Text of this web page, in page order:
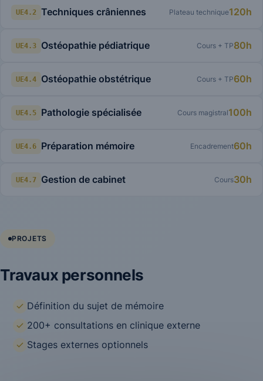
UE4.2 Techniques crâniennes Plateau technique120h
UE4.3 Ostéopathie pédiatrique Cours + TP80h
UE4.4 Ostéopathie obstétrique Cours + TP60h
UE4.5 Pathologie spécialisée Cours magistral100h
UE4.6 Préparation mémoire Encadrement60h
UE4.7 Gestion de cabinet Cours30h
PROJETS
Travaux personnels
Définition du sujet de mémoire
200+ consultations en clinique externe
Stages externes optionnels